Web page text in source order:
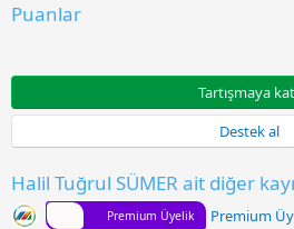
Puanlar
0
y
ı
ı
z
Tartışmaya
Destek al
Halil Tuğrul SÜMER ait diğer
Premium Üyelik
Premium